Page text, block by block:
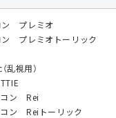
ン プレミオ
ン プレミオトーリック
視用）
コン Rei
コン Reiトーリック